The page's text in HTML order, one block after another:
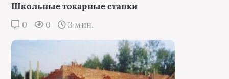
Школьные токарные станки
0 0 3 мин.